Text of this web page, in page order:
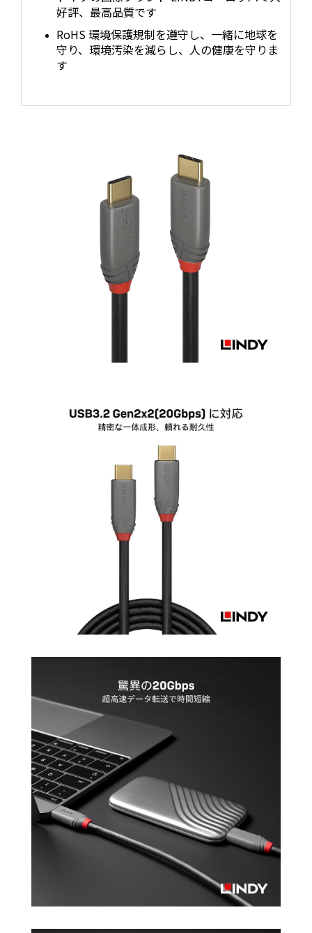
好評、最高品質です
RoHS 環境保護規制を遵守し、一緒に地球を
守り、環境汚染を減らし、人の健康を守りま
す